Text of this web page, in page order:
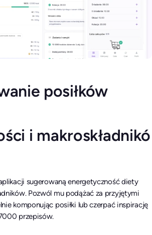
posiłków
i makroskładnikó
sugerowaną energetyczność diety
Pozwól mu podążać za przyjętymi
komponując posiłki lub czerpać inspirację
przepisów.